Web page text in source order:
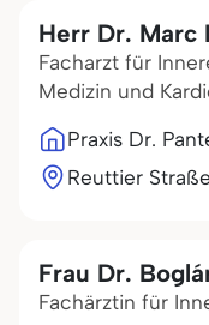
Herr Dr. Marc
Facharzt für
Medizin und
Praxis Dr.
Reuttier
Frau Dr.
Fachärztin für